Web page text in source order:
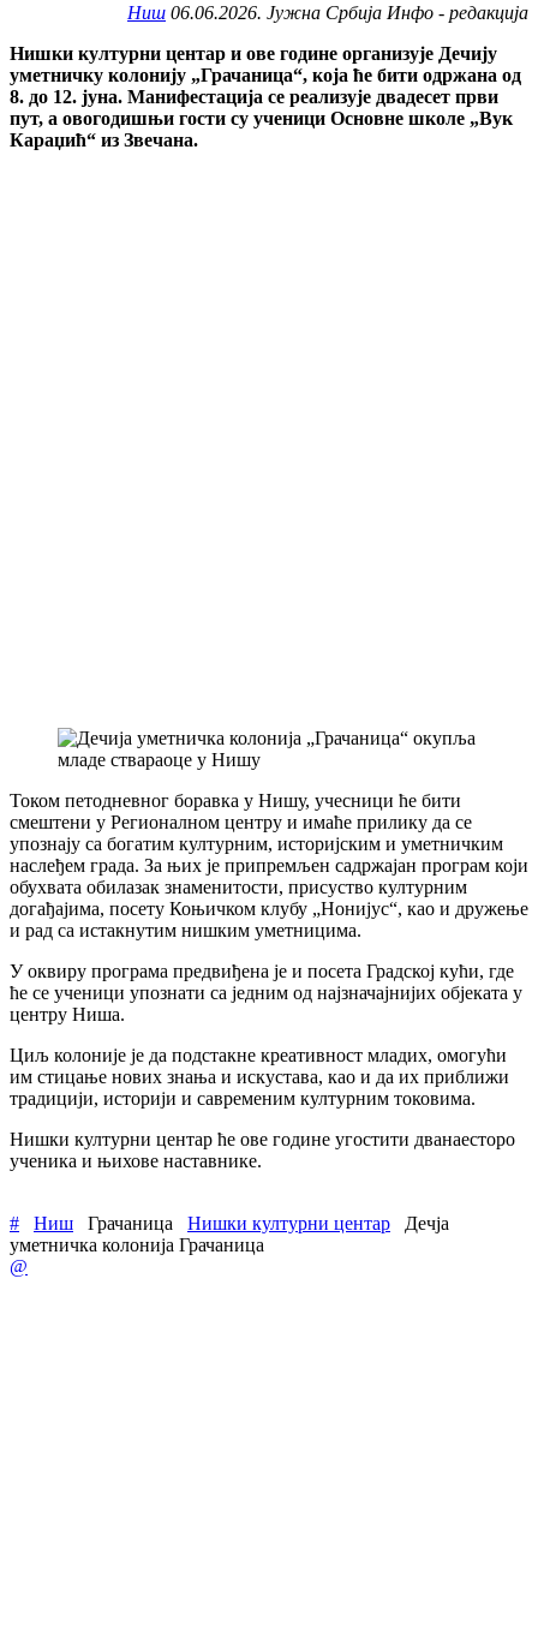
Ниш 06.06.2026. Јужна Србија Инфо - редакција
Нишки културни центар и ове године организује Дечију
уметничку колонију „Грачаница“, која ће бити одржана од
8. до 12. јуна. Манифестација се реализује двадесет први
пут, а овогодишњи гости су ученици Основне школе „Вук
Караџић“ из Звечана.
Током петодневног боравка у Нишу, учесници ће бити
смештени у Регионалном центру и имаће прилику да се
упознају са богатим културним, историјским и уметничким
наслеђем града. За њих је припремљен садржајан програм који
обухвата обилазак знаменитости, присуство културним
догађајима, посету Коњичком клубу „Нонијус“, као и дружење
и рад са истакнутим нишким уметницима.
У оквиру програма предвиђена је и посета Градској кући, где
ће се ученици упознати са једним од најзначајнијих објеката у
центру Ниша.
Циљ колоније је да подстакне креативност младих, омогући
им стицање нових знања и искустава, као и да их приближи
традицији, историји и савременим културним токовима.
Нишки културни центар ће ове године угостити дванаесторо
ученика и њихове наставнике.
# Ниш Грачаница Нишки културни центар
Дечја
уметничка колонија Грачаница
@